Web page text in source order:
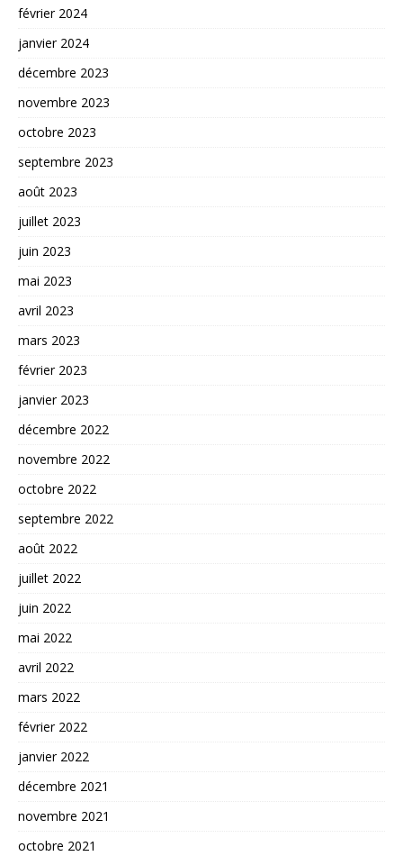
février 2024
janvier 2024
décembre 2023
novembre 2023
octobre 2023
septembre 2023
août 2023
juillet 2023
juin 2023
mai 2023
avril 2023
mars 2023
février 2023
janvier 2023
décembre 2022
novembre 2022
octobre 2022
septembre 2022
août 2022
juillet 2022
juin 2022
mai 2022
avril 2022
mars 2022
février 2022
janvier 2022
décembre 2021
novembre 2021
octobre 2021